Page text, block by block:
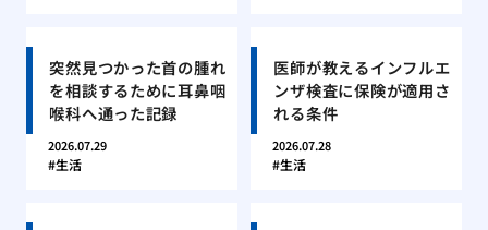
突然見つかった首の腫れ
を相談するために耳鼻咽
喉科へ通った記録
2026.07.29
生活
医師が教えるインフルエ
ンザ検査に保険が適用さ
れる条件
2026.07.28
生活